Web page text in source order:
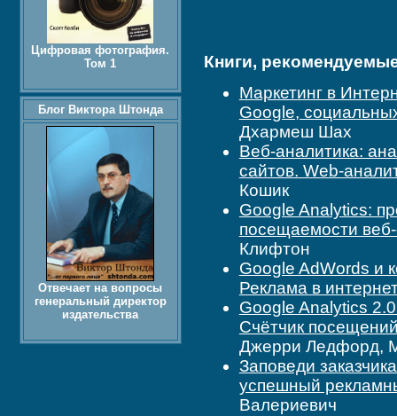
Книги,
Маркетинг в
Google,
Дхармеш Шах
Веб-аналитика:
сайтов. Web-
Кошик
Google Analytics:
посещаемости
Клифтон
Google AdWords и
Реклама в
Google Analytics
Счётчик
Джерри Ледфорд,
Заповеди
успешный
Валериевич
Цифровая фотография.
Том 1
Блог Виктора Штонда
Отвечает на вопросы
генеральный директор
издательства